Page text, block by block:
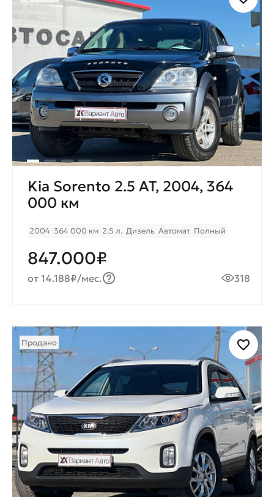
Kia Sorento 2.5 AT, 2004, 364
000 км
2004 364 000 км 2.5 л. Дизель Автомат Полный
847.000₽
от 14.188₽/мес. 318
Продано